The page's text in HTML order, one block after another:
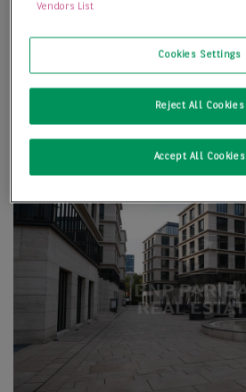
Vendors List
Cookies Settings
Reject All Cookies
Accept All Cookies